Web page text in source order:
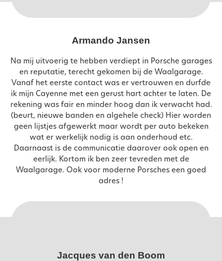
Armando Jansen
Na mij uitvoerig te hebben verdiept in Porsche garages
en reputatie, terecht gekomen bij de Waalgarage.
Vanaf het eerste contact was er vertrouwen en durfde
ik mijn Cayenne met een gerust hart achter te laten. De
rekening was fair en minder hoog dan ik verwacht had.
(beurt, nieuwe banden en algehele check) Hier worden
geen lijstjes afgewerkt maar wordt per auto bekeken
wat er werkelijk nodig is aan onderhoud etc.
Daarnaast is de communicatie daarover ook open en
eerlijk. Kortom ik ben zeer tevreden met de
Waalgarage. Ook voor moderne Porsches een goed
adres !
Jacques van den Boom